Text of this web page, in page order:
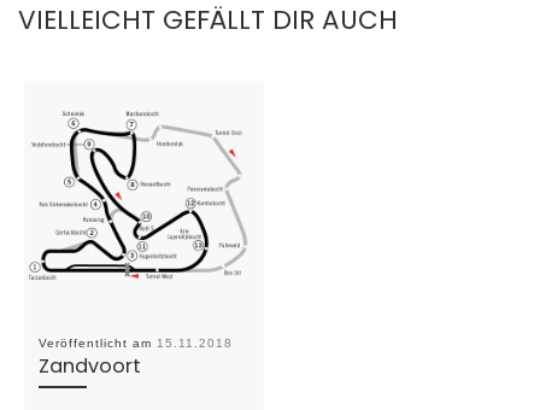
VIELLEICHT GEFÄLLT DIR AUCH
Veröffentlicht am 15.11.2018
Zandvoort